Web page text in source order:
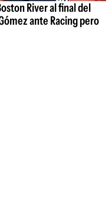
River al final del
ante Racing pero